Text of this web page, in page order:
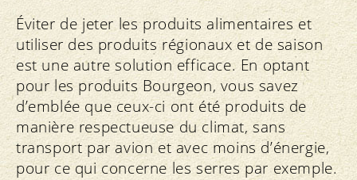
Éviter de jeter les produits alimentaires et
utiliser des produits régionaux et de saison
est une autre solution efficace. En optant
pour les produits Bourgeon, vous savez
d’emblée que ceux-ci ont été produits de
manière respectueuse du climat, sans
transport par avion et avec moins d’énergie,
pour ce qui concerne les serres par exemple.